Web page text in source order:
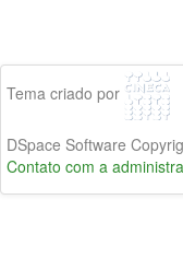
Tema criado por
DSpace Software
Contato com a